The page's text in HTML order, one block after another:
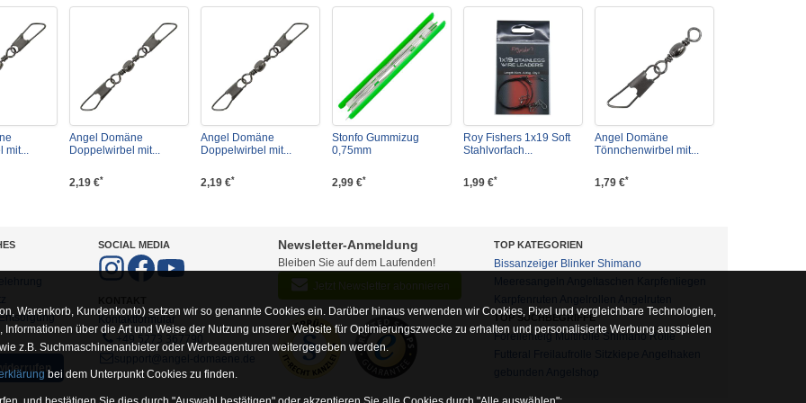
mit...
Angel Domäne
Doppelwirbel mit...
2,19 €*
Angel Domäne
Doppelwirbel mit...
2,19 €*
Stonfo Gummizug
0,75mm
2,99 €*
Roy Fishers 1x19 Soft
Stahlvorfach...
1,99 €*
Angel Domäne
Tönnchenwirbel mit...
1,79 €*
SOCIAL MEDIA
Kontaktformular
Newsletter-Anmeldung
Bleiben Sie auf dem Laufenden!
Jetzt Newsletter abonnieren
TOP KATEGORIEN
Bissanzeiger Blinker Shimano
TOP SUCHBEGRIFFE
Forellenteig Multirolle Shimano Rolle
Warenkorb, Kundenkonto) setzen wir so genannte Cookies ein. Darüber hinaus verwenden wir Cookies, Pixel und vergleichbare Technologien,
über die Art und Weise der Nutzung unserer Website für Optimierungszwecke zu erhalten und personalisierte Werbung ausspielen
z.B. Suchmaschinenanbieter oder Werbeagenturen weitergegeben werden.
bei dem Unterpunkt Cookies zu finden.